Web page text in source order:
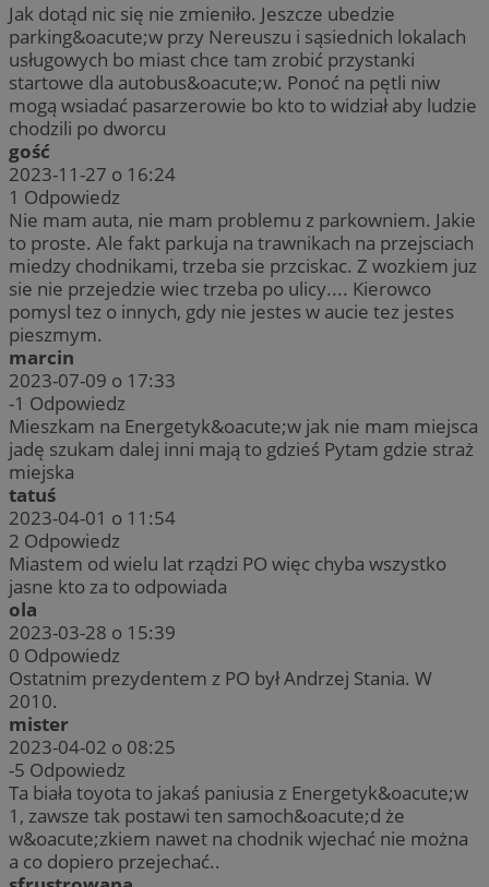
Jak dotąd nic się nie zmieniło. Jeszcze ubedzie
parking&oacute;w przy Nereuszu i sąsiednich lokalach
usługowych bo miast chce tam zrobić przystanki
startowe dla autobus&oacute;w. Ponoć na pętli niw
mogą wsiadać pasarzerowie bo kto to widział aby ludzie
chodzili po dworcu
gość
2023-11-27 o 16:24
1 Odpowiedz
Nie mam auta, nie mam problemu z parkowniem. Jakie
to proste. Ale fakt parkuja na trawnikach na przejsciach
miedzy chodnikami, trzeba sie przciskac. Z wozkiem juz
sie nie przejedzie wiec trzeba po ulicy.... Kierowco
pomysl tez o innych, gdy nie jestes w aucie tez jestes
pieszmym.
marcin
2023-07-09 o 17:33
-1 Odpowiedz
Mieszkam na Energetyk&oacute;w jak nie mam miejsca
jadę szukam dalej inni mają to gdzieś Pytam gdzie straż
miejska
tatuś
2023-04-01 o 11:54
2 Odpowiedz
Miastem od wielu lat rządzi PO więc chyba wszystko
jasne kto za to odpowiada
ola
2023-03-28 o 15:39
0 Odpowiedz
Ostatnim prezydentem z PO był Andrzej Stania. W
2010.
mister
2023-04-02 o 08:25
-5 Odpowiedz
Ta biała toyota to jakaś paniusia z Energetyk&oacute;w
1, zawsze tak postawi ten samoch&oacute;d że
w&oacute;zkiem nawet na chodnik wjechać nie można
a co dopiero przejechać..